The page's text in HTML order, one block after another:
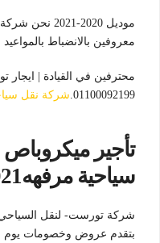
موديل 2020-
معروفين بالانضباط
01100092199. شركة نقل
سياحية مرفهه2021| 01100092199
شركة تورست- لنقل السياحي
بتقدم عروض وخصومات يوم